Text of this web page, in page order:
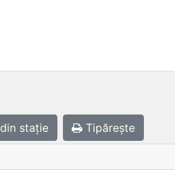
din stație Tipărește